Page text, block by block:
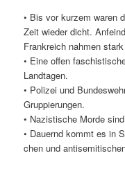
• Bis vor kurzem waren
Zeit wieder dicht.
Frankre­ich nah­men
• Eine offen
Land­ta­gen.
• Polizei und
Grup­pierun­gen.
• Nazis­tis­che Morde
• Dauernd kommt es in
chen und